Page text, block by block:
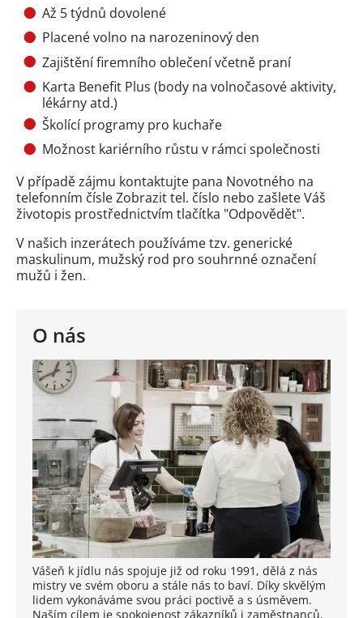
O nás
Vášeň k jídlu nás spojuje již od roku 1991, dělá z nás
mistry ve svém oboru a stále nás to baví. Díky skvělým
lidem vykonáváme svou práci poctivě a s úsměvem.
Naším cílem je spokojenost zákazníků i zaměstnanců.
Až 5 týdnů dovolené
Placené volno na narozeninový den
Zajištění firemního oblečení včetně praní
Karta Benefit Plus (body na volnočasové aktivity,
lékárny atd.)
Školící programy pro kuchaře
Možnost kariérního růstu v rámci společnosti
V případě zájmu kontaktujte pana Novotného na
telefonním čísleZobrazit tel. číslo nebo zašlete Váš
životopis prostřednictvím tlačítka "Odpovědět".
V našich inzerátech používáme tzv. generické
maskulinum, mužský rod pro souhrnné označení
mužů i žen.